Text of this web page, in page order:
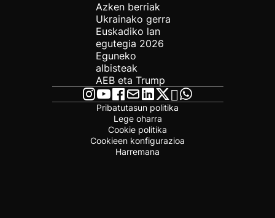
Azken berriak
Ukrainako gerra
Euskadiko lan
egutegia 2026
Eguneko
albisteak
AEB eta Trump
Pribatutasun politika
Lege oharra
Cookie politika
Cookieen konfigurazioa
Harremana